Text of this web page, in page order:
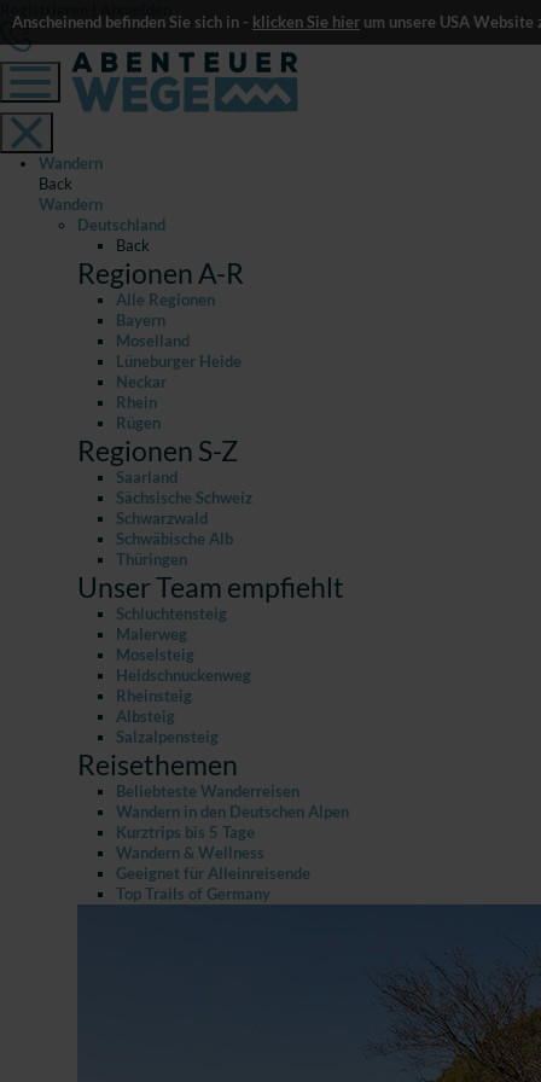
Anscheinend befinden Sie sich in - klicken Sie hier um unsere USA Website
Wandern
Back
Wandern
Deutschland
Back
Regionen A-R
Alle Regionen
Bayern
Moselland
Lüneburger Heide
Neckar
Rhein
Rügen
Regionen S-Z
Saarland
Sächsische Schweiz
Schwarzwald
Schwäbische Alb
Thüringen
Unser Team empfiehlt
Schluchtensteig
Malerweg
Moselsteig
Heidschnuckenweg
Rheinsteig
Albsteig
Salzalpensteig
Reisethemen
Beliebteste Wanderreisen
Wandern in den Deutschen Alpen
Kurztrips bis 5 Tage
Wandern & Wellness
Geeignet für Alleinreisende
Top Trails of Germany